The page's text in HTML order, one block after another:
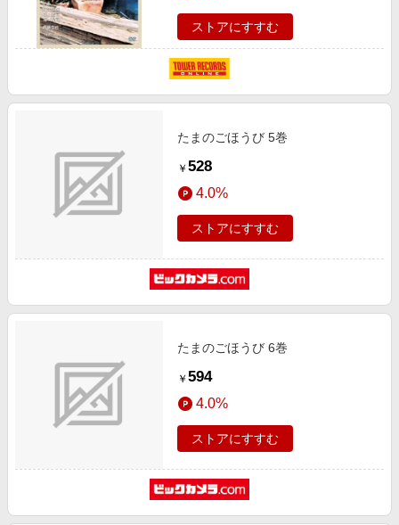
ビジネス・その他サービス
ストアにすすむ
たまのごほうび 5巻
￥ 528
4.0%
ストアにすすむ
たまのごほうび 6巻
￥ 594
4.0%
ストアにすすむ